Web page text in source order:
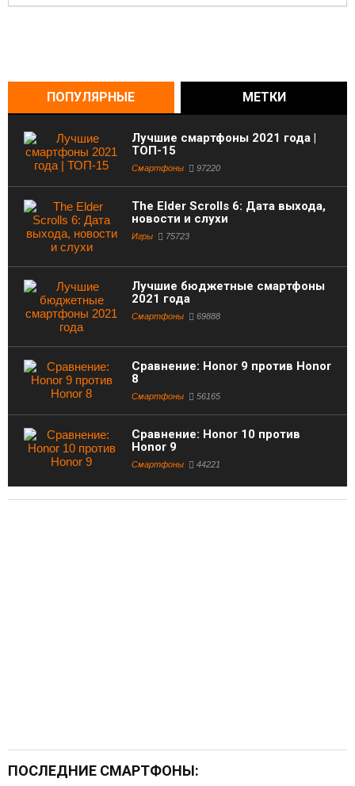
ПОПУЛЯРНЫЕ МЕТКИ
Лучшие смартфоны 2021 года |
ТОП-15
Смартфоны 97220
The Elder Scrolls 6: Дата выхода,
новости и слухи
Игры 75723
Лучшие бюджетные смартфоны
2021 года
Смартфоны 69888
Сравнение: Honor 9 против Honor
8
Смартфоны 56165
Сравнение: Honor 10 против
Honor 9
Смартфоны 44221
ПОСЛЕДНИЕ СМАРТФОНЫ: